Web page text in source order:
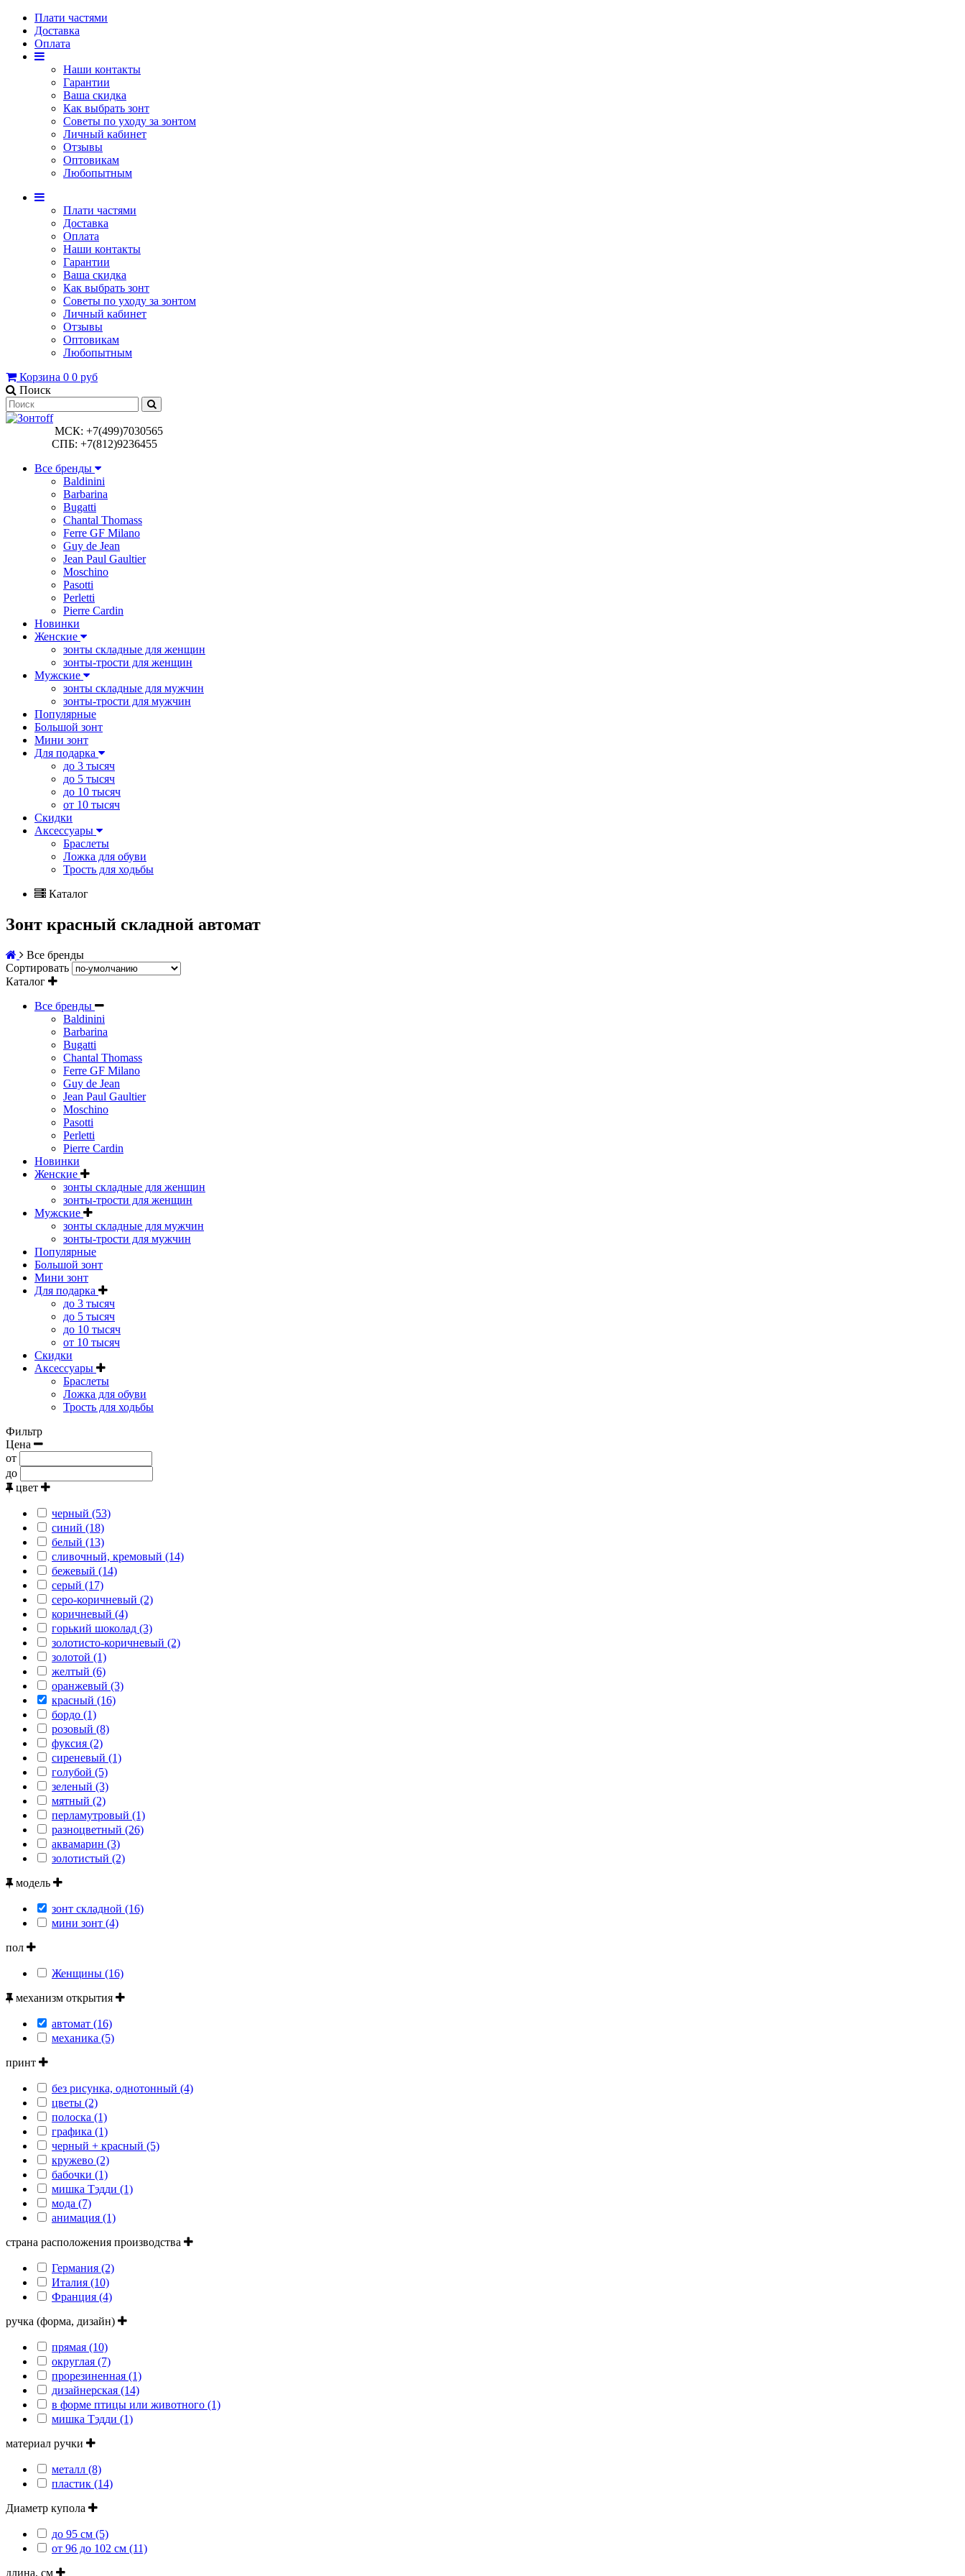
Плати частями
Доставка
Оплата
Наши контакты
Гарантии
Ваша скидка
Как выбрать зонт
Советы по уходу за зонтом
Личный кабинет
Отзывы
Оптовикам
Любопытным
Плати частями
Доставка
Оплата
Наши контакты
Гарантии
Ваша скидка
Как выбрать зонт
Советы по уходу за зонтом
Личный кабинет
Отзывы
Оптовикам
Любопытным
Корзина 0 0 руб
Поиск
МСК: +7(499)7030565
СПБ: +7(812)9236455
Все бренды
Baldinini
Barbarina
Bugatti
Chantal Thomass
Ferre GF Milano
Guy de Jean
Jean Paul Gaultier
Moschino
Pasotti
Perletti
Pierre Cardin
Новинки
Женские
зонты складные для женщин
зонты-трости для женщин
Мужские
зонты складные для мужчин
зонты-трости для мужчин
Популярные
Большой зонт
Мини зонт
Для подарка
до 3 тысяч
до 5 тысяч
до 10 тысяч
от 10 тысяч
Скидки
Аксессуары
Браслеты
Ложка для обуви
Трость для ходьбы
Каталог
Зонт красный складной автомат
Все бренды
Сортировать
Каталог
Все бренды
Baldinini
Barbarina
Bugatti
Chantal Thomass
Ferre GF Milano
Guy de Jean
Jean Paul Gaultier
Moschino
Pasotti
Perletti
Pierre Cardin
Новинки
Женские
зонты складные для женщин
зонты-трости для женщин
Мужские
зонты складные для мужчин
зонты-трости для мужчин
Популярные
Большой зонт
Мини зонт
Для подарка
до 3 тысяч
до 5 тысяч
до 10 тысяч
от 10 тысяч
Скидки
Аксессуары
Браслеты
Ложка для обуви
Трость для ходьбы
Фильтр
Цена
от
до
цвет
черный (53)
синий (18)
белый (13)
сливочный, кремовый (14)
бежевый (14)
серый (17)
серо-коричневый (2)
коричневый (4)
горький шоколад (3)
золотисто-коричневый (2)
золотой (1)
желтый (6)
оранжевый (3)
красный (16)
бордо (1)
розовый (8)
фуксия (2)
сиреневый (1)
голубой (5)
зеленый (3)
мятный (2)
перламутровый (1)
разноцветный (26)
аквамарин (3)
золотистый (2)
модель
зонт складной (16)
мини зонт (4)
пол
Женщины (16)
механизм открытия
автомат (16)
механика (5)
принт
без рисунка, однотонный (4)
цветы (2)
полоска (1)
графика (1)
черный + красный (5)
кружево (2)
бабочки (1)
мишка Тэдди (1)
мода (7)
анимация (1)
страна расположения производства
Германия (2)
Италия (10)
Франция (4)
ручка (форма, дизайн)
прямая (10)
округлая (7)
прорезиненная (1)
дизайнерская (14)
в форме птицы или животного (1)
мишка Тэдди (1)
материал ручки
металл (8)
пластик (14)
Диаметр купола
до 95 см (5)
от 96 до 102 см (11)
длина, см